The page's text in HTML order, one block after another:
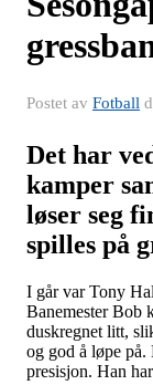
Postet av Fotball
Det har
kamper
løser seg
spilles på
I går var Tony
Banemester Bob
duskregnet litt,
og god å løpe på.
presisjon. Han